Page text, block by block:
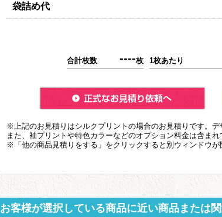
袋詰め代
合計枚数 ----枚 1枚あたり
※上記のお見積りはシルクプリントの場合のお見積りです。デ
また、袖プリントや特色カラーなどのオプション料金は含まれ
※「他の商品見積りをする」をクリックすると別ウィンドウが
お客様が選択している商品に近い商品または